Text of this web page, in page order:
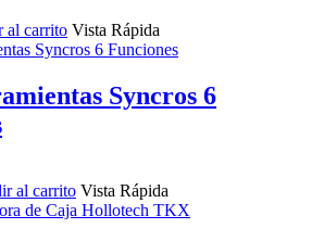
al carrito Vista Rápida
Syncros 6
al carrito Vista Rápida